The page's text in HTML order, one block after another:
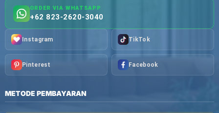
ORDER VIA WHATSAPP
+62 823-2620-3040
Instagram TikTok
Pinterest Facebook
METODE PEMBAYARAN